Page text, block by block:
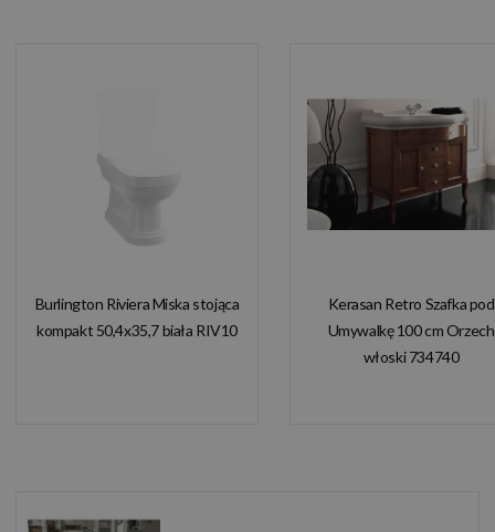
Burlington Riviera Miska stojąca
kompakt 50,4x35,7 biała RIV10
Kerasan Retro Szafka pod
Umywalkę 100 cm Orzech
włoski 734740